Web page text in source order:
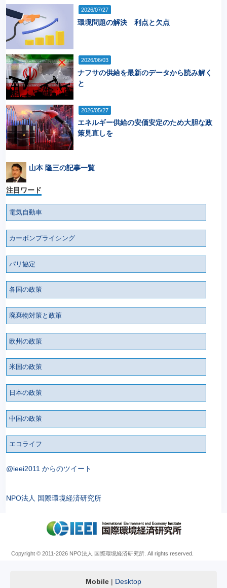
2026/07/27
環境問題の解決 利点と欠点
2026/06/03
ナフサの供給を最新のデータから読み解く
と
2026/05/27
エネルギー供給の安価安定のため大胆な政
策見直しを
山本 隆三の記事一覧
注目ワード
電気自動車
カーボンプライシング
パリ協定
各国の政策
廃棄物対策と政策
欧州の政策
米国の政策
日本の政策
中国の政策
エコライフ
@ieei2011 からのツイート
NPO法人 国際環境経済研究所
Copyright © 2011-2026 NPO法人 国際環境経済研究所. All rights reserved.
Mobile | Desktop